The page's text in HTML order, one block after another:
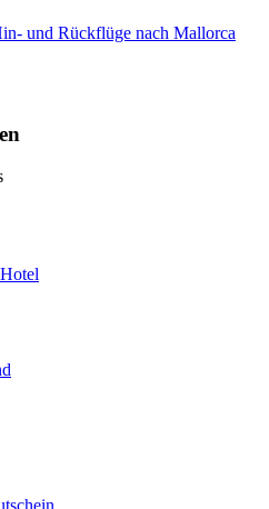
und Rückflüge nach Mallorca